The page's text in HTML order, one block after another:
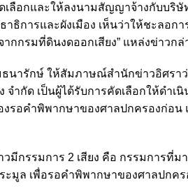
เลือกและให้ลงนามสัญญาจ้างกับบริ
าธิการและผังเมือง เห็นว่าให้ชะลอ
ากกรมที่ดินงดออกเสียง” แหล่งข่าวกล่
ธนารักษ์ ให้สัมภาษณ์สำนักข่าวอิศร
ำกัด เป็นผู้ได้รับการคัดเลือกให้ดำเ
รอคำพิพากษาของศาลปกครองก่อ
มีกรรมการ 2 เสียง คือ กรรมการที่
มูล เพื่อรอคำพิพากษาของศาลปกค